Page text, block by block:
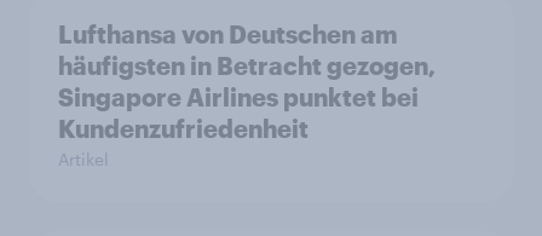
Lufthansa von Deutschen am
häufigsten in Betracht gezogen,
Singapore Airlines punktet bei
Kundenzufriedenheit
Artikel